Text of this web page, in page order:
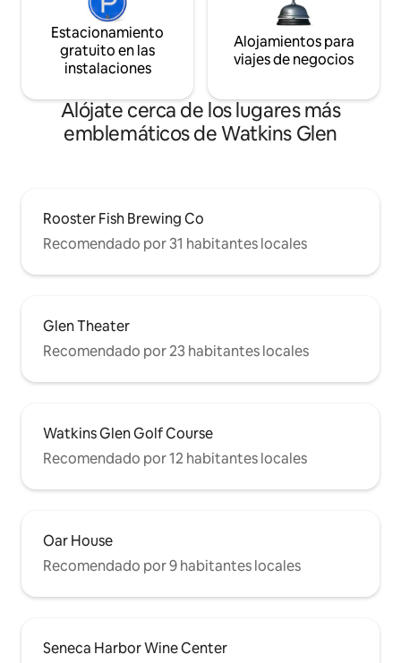
Estacionamiento
gratuito en las
instalaciones
Alojamientos para
viajes de negocios
Alójate cerca de los lugares más
emblemáticos de Watkins Glen
Rooster Fish Brewing Co
Recomendado por 31 habitantes locales
Glen Theater
Recomendado por 23 habitantes locales
Watkins Glen Golf Course
Recomendado por 12 habitantes locales
Oar House
Recomendado por 9 habitantes locales
Seneca Harbor Wine Center